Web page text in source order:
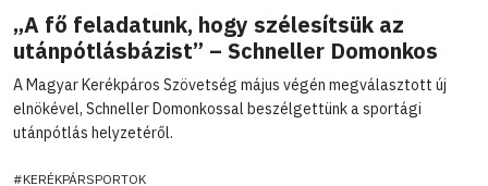
„A fő feladatunk, hogy szélesítsük az
utánpótlásbázist” – Schneller Domonkos
A Magyar Kerékpáros Szövetség május végén megválasztott új
elnökével, Schneller Domonkossal beszélgettünk a sportági
utánpótlás helyzetéről.
#KERÉKPÁRSPORTOK